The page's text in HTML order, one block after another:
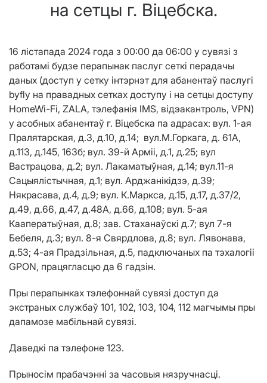
на сетцы г. Віцебска.
16 лістапада 2024 года з 00:00 да 06:00 у сувязі з
работамi будзе перапынак паслуг сеткі перадачы
даных (доступ у сетку інтэрнэт для абанентаў паслугі
byfly на правадных сетках доступу і на сетцы доступу
HomeWi-Fi, ZALA, тэлефанія IMS, відэакантроль, VPN)
у асобных абанентаў г. Віцебска па адрасах: вул. 1-ая
Пралятарская, д.3, д.10, д.14; вул.М.Горкага, д. 61А,
д.113, д.145, 163б; вул. 39-й Арміі, д.1, д.25; вул
Вастрацова, д.2; вул. Лакаматыўная, д.14; вул.11-я
Сацыялістычная, д.1; вул. Арджанікідзэ, д.39;
Някрасава, д.4, д.9; вул. К.Маркса, д.15, д.17, д.37/2,
д.49, д.66, д.47, д.48А, д.66, д.108; вул. 5-ая
Кааператыўная, д.8; зав. Стаханаўскі д.7; вул 7-я
Бебеля, д.3; вул. 8-я Свярдлова, д.8; вул. Лявонава,
д.53; 4-ая Прадзільная, д.5, падключаных па тэхалогіі
GPON, працягласцю да 6 гадзін.
Пры перапынках тэлефоннай сувязі доступ да
экстраных службаў 101, 102, 103, 104, 112 магчымы пры
дапамозе мабільнай сувязі.
Даведкі па тэлефоне 123.
Прыносім прабачэнні за часовыя нязручнасці.